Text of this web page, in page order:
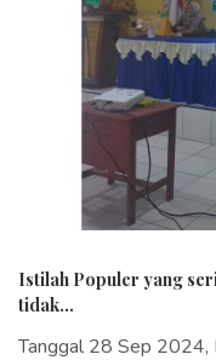
Istilah Populer yang
tidak...
Tanggal 28 Sep 2024,